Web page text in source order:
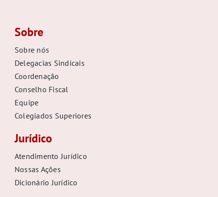
Sobre
Sobre nós
Delegacias Sindicais
Coordenação
Conselho Fiscal
Equipe
Colegiados Superiores
Jurídico
Atendimento Jurídico
Nossas Ações
Dicionário Jurídico